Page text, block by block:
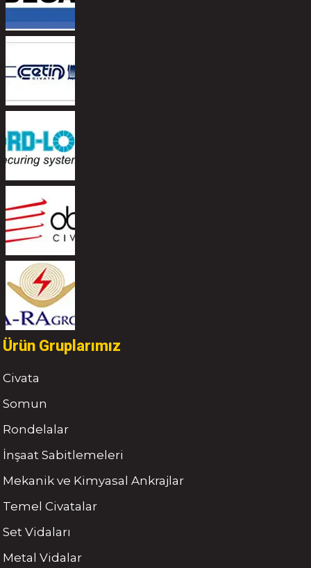
Ürün Gruplarımız
Civata
Somun
Rondelalar
İnşaat Sabitlemeleri
Mekanik ve Kimyasal Ankrajlar
Temel Civatalar
Set Vidaları
Metal Vidalar